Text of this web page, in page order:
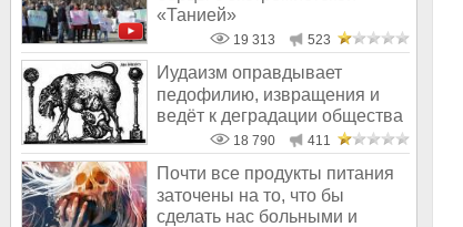
«Танией»
19 313 523
Иудаизм оправдывает
педофилию, извращения и
ведёт к деградации общества
18 790 411
Почти все продукты питания
заточены на то, что бы
сделать нас больными и